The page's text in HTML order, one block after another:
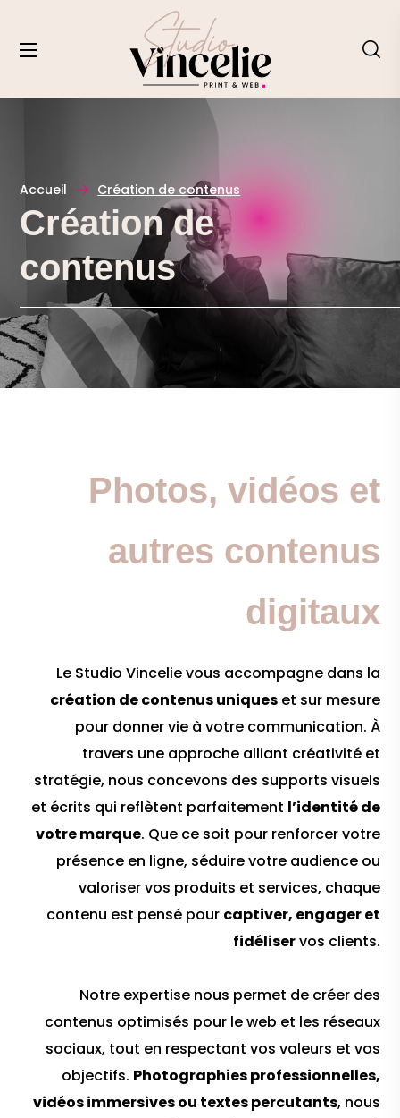
Accueil Création de contenus
Création de
contenus
Photos, vidéos et
autres contenus
digitaux
Le Studio Vincelie vous accompagne dans la
création de contenus uniqueset sur mesure
pour donner vie à votre communication. À
travers une approche alliant créativité et
stratégie, nous concevons des supports visuels
et écrits qui reflètent parfaitement l’identité de
votre marque. Que ce soit pour renforcer votre
présence en ligne, séduire votre audience ou
valoriser vos produits et services, chaque
contenu est pensé pour captiver, engager et
fidéliservos clients.
Notre expertise nous permet de créer des
contenus optimisés pour le web et les réseaux
sociaux, tout en respectant vos valeurs et vos
objectifs. Photographies professionnelles,
vidéos immersives ou textes percutants, nous